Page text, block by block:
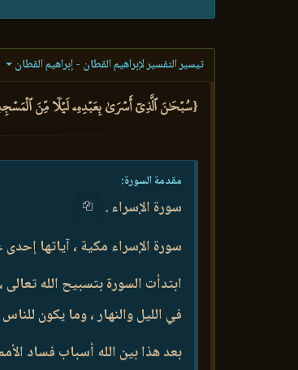
تيسير التفسير لإبراهيم القطان - إبراهيم القطان
{سُبۡحَٰنَ ٱلَّذِيٓ أَسۡرَىٰ بِعَبۡدِهِۦ لَيۡلٗا مِّنَ ٱلۡمَسۡجِدِ
مقدمة السورة:
سورة الإسراء .
سورة الإسراء مكية ، آياتها
ابتدأت السورة بتسبيح الله
في الليل والنهار ، وما يكون
بعد هذا بين الله أسباب فساد